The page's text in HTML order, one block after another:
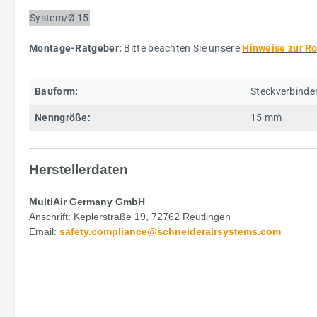
System/Ø 15
Montage-Ratgeber: Bitte beachten Sie unsereHinweise zur
Bauform:
Nenngröße: 15 mm
Herstellerdaten
MultiAir Germany GmbH
Anschrift: Keplerstraße 19, 72762 Reutlingen
Email: safety.compliance@schneiderairsystems.com